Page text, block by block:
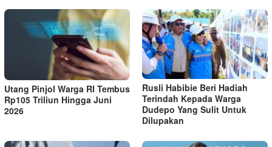
Utang Pinjol Warga RI Tembus
Rp105 Triliun Hingga Juni
2026
Rusli Habibie Beri Hadiah
Terindah Kepada Warga
Dudepo Yang Sulit Untuk
Dilupakan